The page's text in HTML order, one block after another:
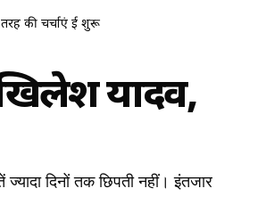
की चर्चाएं हुई शुरू
यादव,
दिनों तक छिपती नहीं। इंतजार